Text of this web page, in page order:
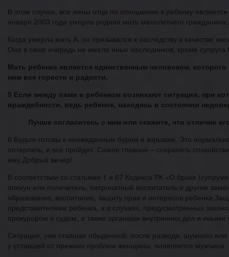
В этом случае, все жены отца по отношению к ребенку
января 2003 года умерла родная мать малолетнего
Когда умерла мать А. он призывался к наследству в качестве
Она в свою очередь не имела иных наследников, кроме
Мать ребенка является единственным человеком,
ним все горести и радости.
5 Если между вами и ребенком возникают ситуации, при
враждебности, ведь ребенок, находясь в состоянии
Лучше согласитесь с ним или скажите, что отлично
6 Будьте готовы к неожиданным бурям и взрывам. Это
потерпеть, и все пройдет. Самое главное – сохранять
ему.Добрый вечер!
В соответствии со статьями 1 и 67 Кодекса РК «О браке
опекун или попечитель, патронатный воспитатель и другие
образование, воспитание, защиту прав и интересов ребенка
представителями ребенка, а в случаях, предусмотренных
прокурором и судом, а также органами внутренних дел и
Ситуация, уже ставшая обыденной: после развода, шумного или
у уставшей от прежних проблем женщины, появляется мужчина.